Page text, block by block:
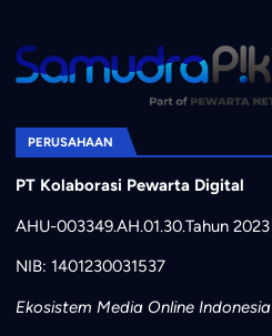
PERUSAHAAN
PT Kolaborasi Pewarta Digital
AHU-003349.AH.01.30.Tahun 2023
NIB: 1401230031537
Ekosistem Media Online Indonesia